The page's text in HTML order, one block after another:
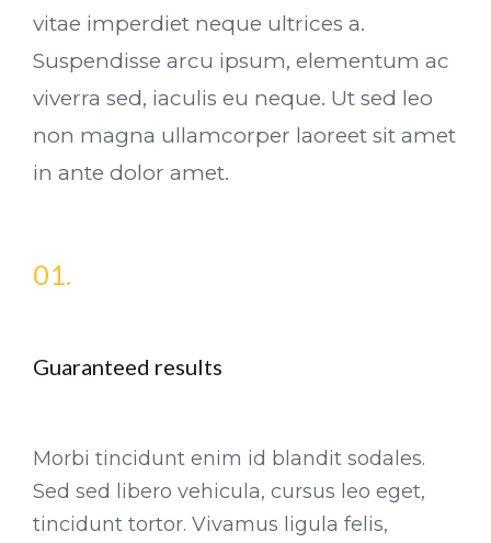
vitae imperdiet neque ultrices a.
Suspendisse arcu ipsum, elementum ac
viverra sed, iaculis eu neque. Ut sed leo
non magna ullamcorper laoreet sit amet
in ante dolor amet.
01.
Guaranteed results
Morbi tincidunt enim id blandit sodales.
Sed sed libero vehicula, cursus leo eget,
tincidunt tortor. Vivamus ligula felis,